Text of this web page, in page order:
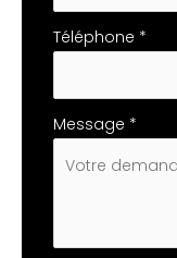
Téléphone *
Message *